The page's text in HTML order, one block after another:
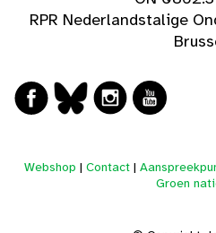
RPR Nederlandstalige
Webshop | Contact |
Groen